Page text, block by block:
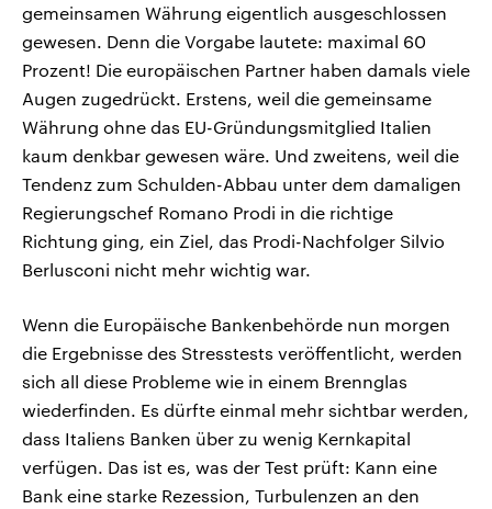
gemeinsamen Währung eigentlich ausgeschlossen
gewesen. Denn die Vorgabe lautete: maximal 60
Prozent! Die europäischen Partner haben damals viele
Augen zugedrückt. Erstens, weil die gemeinsame
Währung ohne das EU-Gründungsmitglied Italien
kaum denkbar gewesen wäre. Und zweitens, weil die
Tendenz zum Schulden-Abbau unter dem damaligen
Regierungschef Romano Prodi in die richtige
Richtung ging, ein Ziel, das Prodi-Nachfolger Silvio
Berlusconi nicht mehr wichtig war.
Wenn die Europäische Bankenbehörde nun morgen
die Ergebnisse des Stresstests veröffentlicht, werden
sich all diese Probleme wie in einem Brennglas
wiederfinden. Es dürfte einmal mehr sichtbar werden,
dass Italiens Banken über zu wenig Kernkapital
verfügen. Das ist es, was der Test prüft: Kann eine
Bank eine starke Rezession, Turbulenzen an den